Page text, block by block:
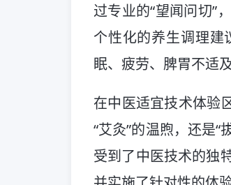
过专业的“望闻问切”
个性化的养生调理建
眠、疲劳、脾胃不适
在中医适宜技术体验
“艾灸”的温煦，还是“
受到了中医技术的独